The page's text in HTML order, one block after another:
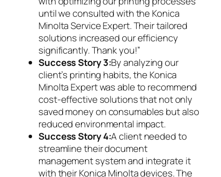
until we consulted with the Konica
Minolta Service Expert. Their tailored
solutions increased our efficiency
significantly. Thank you!”
Success Story 3:By analyzing our
client’s printing habits, the Konica
Minolta Expert was able to recommend
cost-effective solutions that not only
saved money on consumables but also
reduced environmental impact.
Success Story 4:A client needed to
streamline their document
management system and integrate it
with their Konica Minolta devices. The